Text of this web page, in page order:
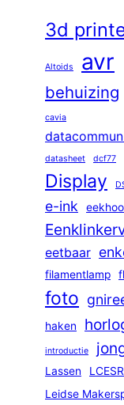
3d
Altoids avr
behuizing
cavia
datasheet dcf77
Display
e-ink
eetbaar
filamentlamp
foto
haken
introductie
Lassen
Leidse